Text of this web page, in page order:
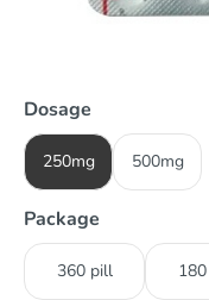
Dosage
250mg 500mg
Package
360 pill